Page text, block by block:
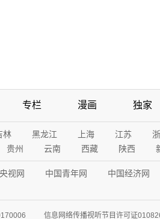
专栏 漫画 独家
林 黑龙江 上海 江苏
贵州 云南 西藏 陕西
央视网 中国青年网 中国经济网
信息网络传播视听节目许可证